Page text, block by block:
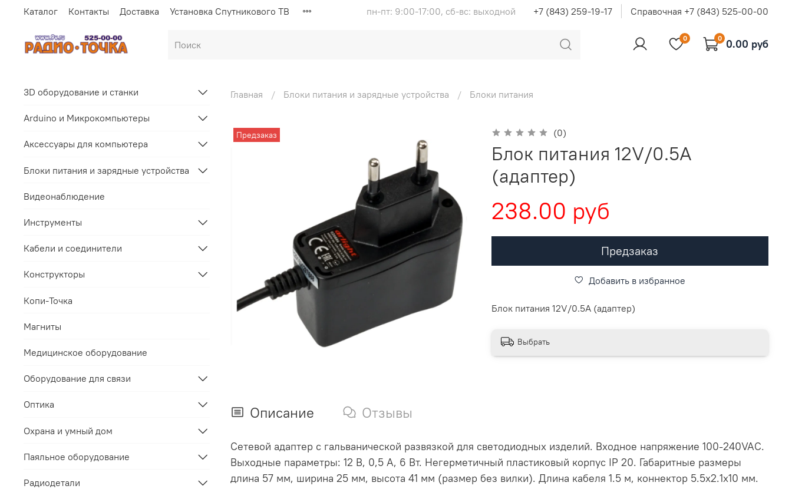
Каталог Контакты Доставка Установка Спутникового ТВ пн-пт: 9:00-17:00, сб-вс: выходной +7 (843) 259-19-17 Справочная +7 (843) 525-00-00
0 0 0.00 руб
Главная Блоки питания и зарядные устройства Блоки питания
Предзаказ (0)
Блок питания 12V/0.5A
(адаптер)
238.00 руб
Предзаказ
Добавить в избранное
Блок питания 12V/0.5A (адаптер)
Выбрать
Описание Отзывы
Сетевой адаптер с гальванической развязкой для светодиодных изделий. Входное напряжение 100-240VAC.
Выходные параметры: 12 В, 0,5 А, 6 Вт. Негерметичный пластиковый корпус IP 20. Габаритные размеры
длина 57 мм, ширина 25 мм, высота 41 мм (размер без вилки). Длина кабеля 1.5 м, коннектор 5.5x2.1x10 мм.
3D оборудование и станки
Arduino и Микрокомпьютеры
Аксессуары для компьютера
Блоки питания и зарядные устройства
Видеонаблюдение
Инструменты
Кабели и соединители
Конструкторы
Копи-Точка
Магниты
Медицинское оборудование
Оборудование для связи
Оптика
Охрана и умный дом
Паяльное оборудование
Радиодетали